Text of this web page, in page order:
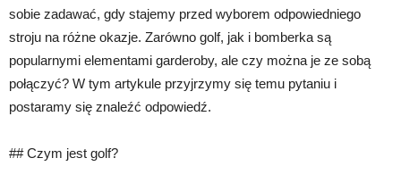
sobie zadawać, gdy stajemy przed wyborem odpowiedniego
stroju na różne okazje. Zarówno golf, jak i bomberka są
popularnymi elementami garderoby, ale czy można je ze sobą
połączyć? W tym artykule przyjrzymy się temu pytaniu i
postaramy się znaleźć odpowiedź.
## Czym jest golf?